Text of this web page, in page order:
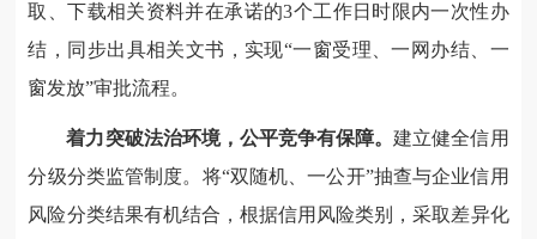
取、下载相关资料并在承诺的3个工作日时限内一次性办
结，同步出具相关文书，实现“一窗受理、一网办结、一
窗发放”审批流程。
着力突破法治环境，公平竞争有保障。建立健全信用
分级分类监管制度。将“双随机、一公开”抽查与企业信用
风险分类结果有机结合，根据信用风险类别，采取差异化